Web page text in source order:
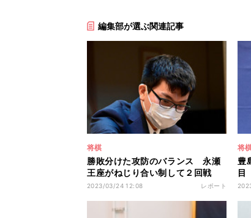
編集部が選ぶ関連記事
将棋
勝敗分けた攻防のバランス 永瀬
王座がねじり合い制して２回戦
へ 第94期ヒューリック杯棋聖戦
2023/03/24 12:08 レポート
将
豊
目
位